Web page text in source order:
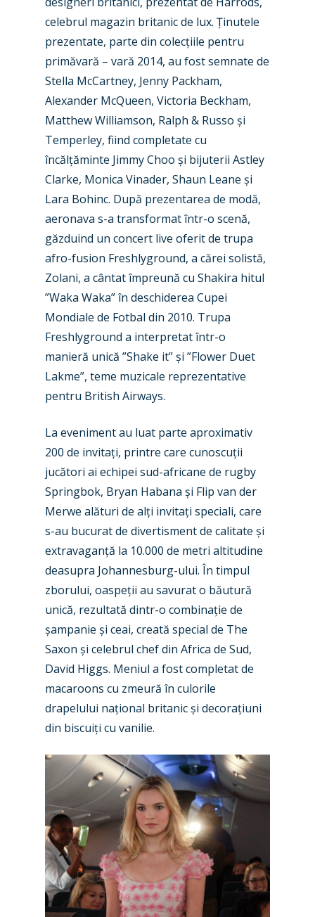
celebrul magazin britanic de lux. Ținutele
prezentate, parte din colecțiile pentru
primăvară – vară 2014, au fost semnate de
Stella McCartney, Jenny Packham,
Alexander McQueen, Victoria Beckham,
Matthew Williamson, Ralph & Russo și
Temperley, fiind completate cu
încălțăminte Jimmy Choo și bijuterii Astley
Clarke, Monica Vinader, Shaun Leane și
Lara Bohinc. După prezentarea de modă,
aeronava s-a transformat într-o scenă,
găzduind un concert live oferit de trupa
afro-fusion Freshlyground, a cărei solistă,
Zolani, a cântat împreună cu Shakira hitul
”Waka Waka” în deschiderea Cupei
Mondiale de Fotbal din 2010. Trupa
Freshlyground a interpretat într-o
manieră unică ”Shake it” și ”Flower Duet
Lakme”, teme muzicale reprezentative
pentru British Airways.
La eveniment au luat parte aproximativ
200 de invitați, printre care cunoscuții
jucători ai echipei sud-africane de rugby
Springbok, Bryan Habana și Flip van der
Merwe alături de alți invitați speciali, care
s-au bucurat de divertisment de calitate și
extravaganță la 10.000 de metri altitudine
deasupra Johannesburg-ului. În timpul
zborului, oaspeții au savurat o băutură
unică, rezultată dintr-o combinație de
șampanie și ceai, creată special de The
Saxon și celebrul chef din Africa de Sud,
David Higgs. Meniul a fost completat de
macaroons cu zmeură în culorile
drapelului național britanic și decorațiuni
din biscuiți cu vanilie.
Farnborough 2024
Paris 2023
Farnborough 2022
Dubai 2019
Paris 2019
Trip Reports
Marketplace
Jobs
Contact